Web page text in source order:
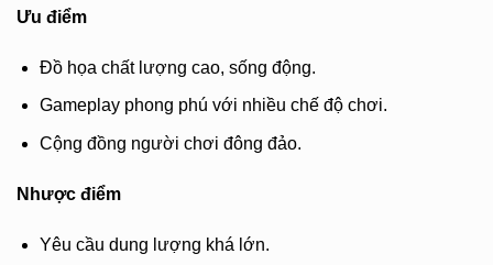
Ưu điểm
Đồ họa chất lượng cao, sống động.
Gameplay phong phú với nhiều chế độ chơi.
Cộng đồng người chơi đông đảo.
Nhược điểm
Yêu cầu dung lượng khá lớn.